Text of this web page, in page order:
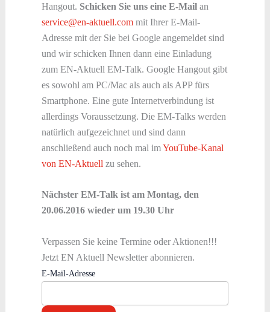
Hangout. Schicken Sie uns eine E-Mailan
service@en-aktuell.commit Ihrer E-Mail-
Adresse mit der Sie bei Google angemeldet sind
und wir schicken Ihnen dann eine Einladung
zum EN-Aktuell EM-Talk. Google Hangout gibt
es sowohl am PC/Mac als auch als APP fürs
Smartphone. Eine gute Internetverbindung ist
allerdings Voraussetzung. Die EM-Talks werden
natürlich aufgezeichnet und sind dann
anschließend auch noch mal imYouTube-Kanal
von EN-Aktuell zu sehen.
Nächster EM-Talk ist am Montag, den
20.06.2016 wieder um 19.30 Uhr
Verpassen Sie keine Termine oder Aktionen!!!
Jetzt EN Aktuell Newsletter abonnieren.
E-Mail-Adresse